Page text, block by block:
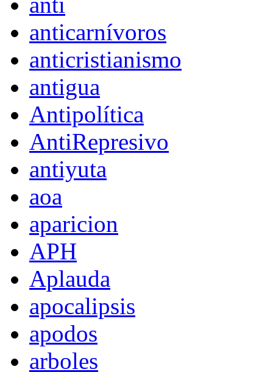
anticarnívoros
anticristianismo
antigua
Antipolítica
AntiRepresivo
antiyuta
aoa
aparicion
APH
Aplauda
apocalipsis
apodos
arboles